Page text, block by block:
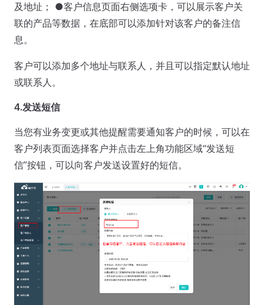
及地址； ●客户信息页面右侧选项卡，可以展示客户关
联的产品等数据，在底部可以添加针对该客户的备注信
息。
客户可以添加多个地址与联系人，并且可以指定默认地址
或联系人。
4.发送短信
当您有业务变更或其他提醒需要通知客户的时候，可以在
客户列表页面选择客户并点击左上角功能区域“发送短
信”按钮，可以向客户发送设置好的短信。